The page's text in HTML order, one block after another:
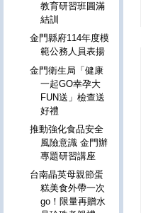
教育研習班圓滿
結訓
金門縣府114年度模
範公務人員表揚
金門衛生局「健康
一起GO幸孕大
FUN送」檢查送
好禮
推動強化食品安全
風險意識 金門辦
專題研習講座
台南晶英母親節蛋
糕美食外帶一次
go！限量再贈水